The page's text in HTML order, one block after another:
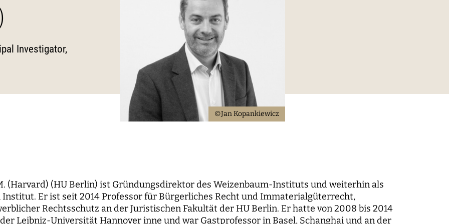
Propaganda
der digitalen
digitale Öffentlichkeiten
der Wissenschaft
Bildung für die digitale Welt
WEITERE SEITEN
Das Forschungsprogramm der
Aufbauphase
Filmnacht
Investigators
Kommunikation
Investigator,
©Jan Kopankiewicz
(Harvard) (HU Berlin) ist Gründungsdirektor des Weizenbaum-Instituts und weiterhin als
Institut. Er ist seit 2014 Professor für Bürgerliches Recht und Immaterialgüterrecht,
Rechtsschutz an der Juristischen Fakultät der HU Berlin. Er hatte von 2008 bis 2014
Leibniz-Universität Hannover inne und war Gastprofessor in Basel, Schanghai und an der